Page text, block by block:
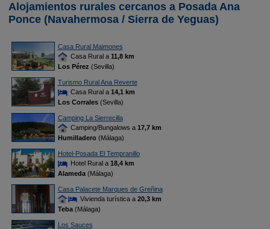
Alojamientos rurales cercanos a Posada Ana
Ponce (Navahermosa / Sierra de Yeguas)
Casa Rural Maimones
Casa Rural a 11,8 km
Los Pérez (Sevilla)
Turismo Rural Ana Reverte
Casa Rural a 14,1 km
Los Corrales(Sevilla)
Camping La Sierrecilla
Camping/Bungalows a 17,7 km
Humilladero(Málaga)
Hotel-Posada El Tempranillo
Hotel Rural a 18,4 km
Alameda(Málaga)
Casa Palacete Marques de Greñina
Vivienda turística a 20,3 km
Teba(Málaga)
Los Sauces